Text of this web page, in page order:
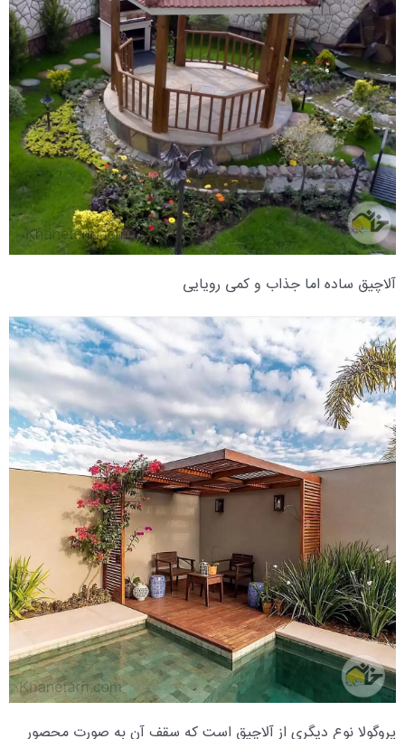
آلاچیق ساده اما جذاب و کمی رویایی
پروگولا نوع دیگری از آلاچیق است که سقف آن به صورت محصور